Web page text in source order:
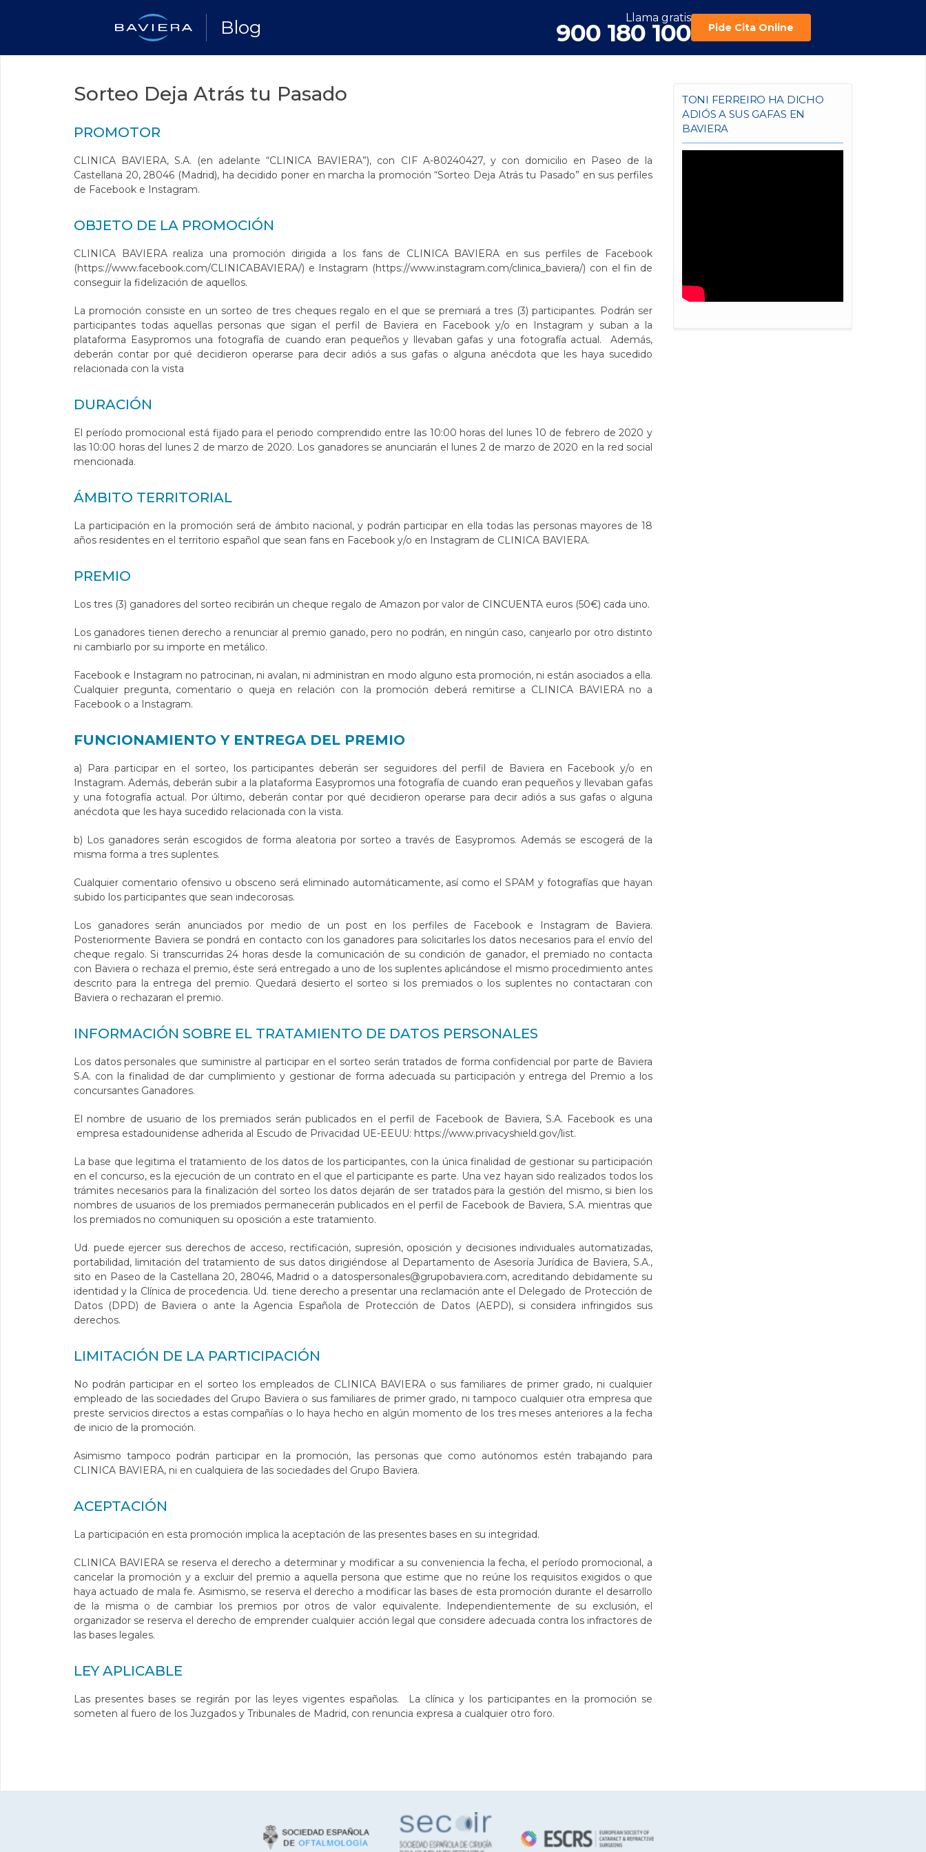
Blog Llama gratis
900 180 100 Pide Cita Online
Sorteo Deja Atrás tu Pasado
PROMOTOR
CLINICA BAVIERA, S.A. (en adelante “CLINICA BAVIERA”), con CIF A-80240427, y con domicilio en Paseo de la
Castellana 20, 28046 (Madrid), ha decidido poner en marcha la promoción “Sorteo Deja Atrás tu Pasado” en sus perfiles
de Facebook e Instagram.
OBJETO DE LA PROMOCIÓN
CLINICA BAVIERA realiza una promoción dirigida a los fans de CLINICA BAVIERA en sus perfiles de Facebook
(https://www.facebook.com/CLINICABAVIERA/) e Instagram (https://www.instagram.com/clinica_baviera/) con el fin de
conseguir la fidelización de aquellos.
La promoción consiste en un sorteo de tres cheques regalo en el que se premiará a tres (3) participantes. Podrán ser
participantes todas aquellas personas que sigan el perfil de Baviera en Facebook y/o en Instagram y suban a la
plataforma Easypromos una fotografía de cuando eran pequeños y llevaban gafas y una fotografía actual. Además,
deberán contar por qué decidieron operarse para decir adiós a sus gafas o alguna anécdota que les haya sucedido
relacionada con la vista
DURACIÓN
El período promocional está fijado para el periodo comprendido entre las 10:00 horas del lunes 10 de febrero de 2020 y
las 10:00 horas del lunes 2 de marzo de 2020. Los ganadores se anunciarán el lunes 2 de marzo de 2020 en la red social
mencionada.
ÁMBITO TERRITORIAL
La participación en la promoción será de ámbito nacional, y podrán participar en ella todas las personas mayores de 18
años residentes en el territorio español que sean fans en Facebook y/o en Instagram de CLINICA BAVIERA.
PREMIO
Los tres (3) ganadores del sorteo recibirán un cheque regalo de Amazon por valor de CINCUENTA euros (50€) cada uno.
Los ganadores tienen derecho a renunciar al premio ganado, pero no podrán, en ningún caso, canjearlo por otro distinto
ni cambiarlo por su importe en metálico.
Facebook e Instagram no patrocinan, ni avalan, ni administran en modo alguno esta promoción, ni están asociados a ella.
Cualquier pregunta, comentario o queja en relación con la promoción deberá remitirse a CLINICA BAVIERA no a
Facebook o a Instagram.
FUNCIONAMIENTO Y ENTREGA DEL PREMIO
a) Para participar en el sorteo, los participantes deberán ser seguidores del perfil de Baviera en Facebook y/o en
Instagram. Además, deberán subir a la plataforma Easypromos una fotografía de cuando eran pequeños y llevaban gafas
y una fotografía actual. Por último, deberán contar por qué decidieron operarse para decir adiós a sus gafas o alguna
anécdota que les haya sucedido relacionada con la vista.
b) Los ganadores serán escogidos de forma aleatoria por sorteo a través de Easypromos. Además se escogerá de la
misma forma a tres suplentes.
Cualquier comentario ofensivo u obsceno será eliminado automáticamente, así como el SPAM y fotografías que hayan
subido los participantes que sean indecorosas.
Los ganadores serán anunciados por medio de un post en los perfiles de Facebook e Instagram de Baviera.
Posteriormente Baviera se pondrá en contacto con los ganadores para solicitarles los datos necesarios para el envío del
cheque regalo. Si transcurridas 24 horas desde la comunicación de su condición de ganador, el premiado no contacta
con Baviera o rechaza el premio, éste será entregado a uno de los suplentes aplicándose el mismo procedimiento antes
descrito para la entrega del premio. Quedará desierto el sorteo si los premiados o los suplentes no contactaran con
Baviera o rechazaran el premio.
INFORMACIÓN SOBRE EL TRATAMIENTO DE DATOS PERSONALES
Los datos personales que suministre al participar en el sorteo serán tratados de forma confidencial por parte de Baviera
S.A. con la finalidad de dar cumplimiento y gestionar de forma adecuada su participación y entrega del Premio a los
concursantes Ganadores.
El nombre de usuario de los premiados serán publicados en el perfil de Facebook de Baviera, S.A. Facebook es una
empresa estadounidense adherida al Escudo de Privacidad UE-EEUU: https://www.privacyshield.gov/list.
La base que legitima el tratamiento de los datos de los participantes, con la única finalidad de gestionar su participación
en el concurso, es la ejecución de un contrato en el que el participante es parte. Una vez hayan sido realizados todos los
trámites necesarios para la finalización del sorteo los datos dejarán de ser tratados para la gestión del mismo, si bien los
nombres de usuarios de los premiados permanecerán publicados en el perfil de Facebook de Baviera, S.A. mientras que
los premiados no comuniquen su oposición a este tratamiento.
Ud. puede ejercer sus derechos de acceso, rectificación, supresión, oposición y decisiones individuales automatizadas,
portabilidad, limitación del tratamiento de sus datos dirigiéndose al Departamento de Asesoría Jurídica de Baviera, S.A.,
sito en Paseo de la Castellana 20, 28046, Madrid o a datospersonales@grupobaviera.com, acreditando debidamente su
identidad y la Clínica de procedencia. Ud. tiene derecho a presentar una reclamación ante el Delegado de Protección de
Datos (DPD) de Baviera o ante la Agencia Española de Protección de Datos (AEPD), si considera infringidos sus
derechos.
LIMITACIÓN DE LA PARTICIPACIÓN
No podrán participar en el sorteo los empleados de CLINICA BAVIERA o sus familiares de primer grado, ni cualquier
empleado de las sociedades del Grupo Baviera o sus familiares de primer grado, ni tampoco cualquier otra empresa que
preste servicios directos a estas compañías o lo haya hecho en algún momento de los tres meses anteriores a la fecha
de inicio de la promoción.
Asimismo tampoco podrán participar en la promoción, las personas que como autónomos estén trabajando para
CLINICA BAVIERA, ni en cualquiera de las sociedades del Grupo Baviera.
ACEPTACIÓN
La participación en esta promoción implica la aceptación de las presentes bases en su integridad.
CLINICA BAVIERA se reserva el derecho a determinar y modificar a su conveniencia la fecha, el período promocional, a
cancelar la promoción y a excluir del premio a aquella persona que estime que no reúne los requisitos exigidos o que
haya actuado de mala fe. Asimismo, se reserva el derecho a modificar las bases de esta promoción durante el desarrollo
de la misma o de cambiar los premios por otros de valor equivalente. Independientemente de su exclusión, el
organizador se reserva el derecho de emprender cualquier acción legal que considere adecuada contra los infractores de
las bases legales.
LEY APLICABLE
Las presentes bases se regirán por las leyes vigentes españolas. La clínica y los participantes en la promoción se
someten al fuero de los Juzgados y Tribunales de Madrid, con renuncia expresa a cualquier otro foro.
TONI FERREIRO HA DICHO
ADIÓS A SUS GAFAS EN
BAVIERA